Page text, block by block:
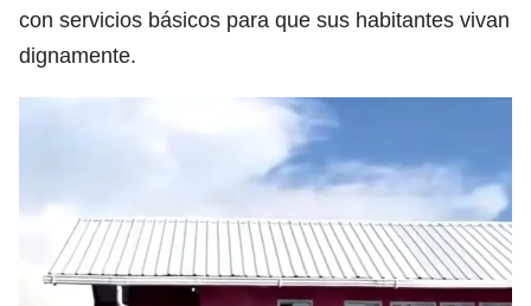
con servicios básicos para que sus habitantes vivan
dignamente.